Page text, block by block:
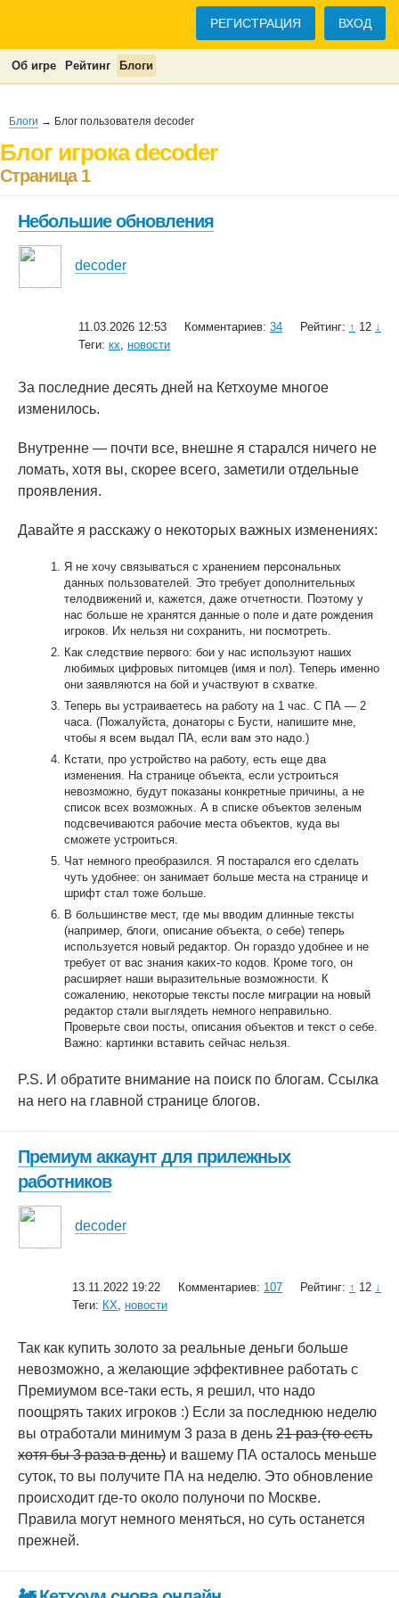
РЕГИСТРАЦИЯ ВХОД
Об игре Рейтинг Блоги
Блоги → Блог пользователя decoder
Блог игрока decoder
Страница 1
Небольшие обновления
decoder
11.03.2026 12:53 Комментариев: 34 Рейтинг: ↑ 12 ↓
Теги: кх, новости
За последние десять дней на Кетхоуме многое
изменилось.
Внутренне — почти все, внешне я старался ничего не
ломать, хотя вы, скорее всего, заметили отдельные
проявления.
Давайте я расскажу о некоторых важных изменениях:
Я не хочу связываться с хранением персональных
данных пользователей. Это требует дополнительных
телодвижений и, кажется, даже отчетности. Поэтому у
нас больше не хранятся данные о поле и дате рождения
игроков. Их нельзя ни сохранить, ни посмотреть.
Как следствие первого: бои у нас используют наших
любимых цифровых питомцев (имя и пол). Теперь именно
они заявляются на бой и участвуют в схватке.
Теперь вы устраиваетесь на работу на 1 час. С ПА — 2
часа. (Пожалуйста, донаторы с Бусти, напишите мне,
чтобы я всем выдал ПА, если вам это надо.)
Кстати, про устройство на работу, есть еще два
изменения. На странице объекта, если устроиться
невозможно, будут показаны конкретные причины, а не
список всех возможных. А в списке объектов зеленым
подсвечиваются рабочие места объектов, куда вы
сможете устроиться.
Чат немного преобразился. Я постарался его сделать
чуть удобнее: он занимает больше места на странице и
шрифт стал тоже больше.
В большинстве мест, где мы вводим длинные тексты
(например, блоги, описание объекта, о себе) теперь
используется новый редактор. Он гораздо удобнее и не
требует от вас знания каких-то кодов. Кроме того, он
расширяет наши выразительные возможности. К
сожалению, некоторые тексты после миграции на новый
редактор стали выглядеть немного неправильно.
Проверьте свои посты, описания объектов и текст о себе.
Важно: картинки вставить сейчас нельзя.
P.S. И обратите внимание на поиск по блогам. Ссылка
на него на главной странице блогов.
Премиум аккаунт для прилежных
работников
decoder
13.11.2022 19:22 Комментариев: 107 Рейтинг: ↑ 12 ↓
Теги: КХ, новости
Так как купить золото за реальные деньги больше
невозможно, а желающие эффективнее работать с
Премиумом все-таки есть, я решил, что надо
поощрять таких игроков :) Если за последнюю неделю
вы отработали минимум 3 раза в день 21 раз (то есть
хотя бы 3 раза в день) и вашему ПА осталось меньше
суток, то вы получите ПА на неделю. Это обновление
происходит где-то около полуночи по Москве.
Правила могут немного меняться, но суть останется
прежней.